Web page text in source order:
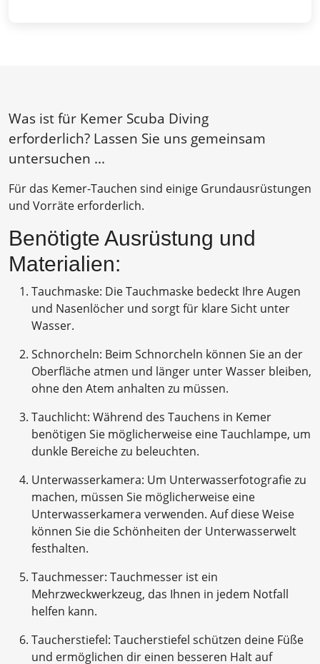
Was ist für Kemer Scuba Diving
erforderlich? Lassen Sie uns gemeinsam
untersuchen ...
Für das Kemer-Tauchen sind einige Grundausrüstungen
und Vorräte erforderlich.
Benötigte Ausrüstung und
Materialien:
Tauchmaske: Die Tauchmaske bedeckt Ihre Augen
und Nasenlöcher und sorgt für klare Sicht unter
Wasser.
Schnorcheln: Beim Schnorcheln können Sie an der
Oberfläche atmen und länger unter Wasser bleiben,
ohne den Atem anhalten zu müssen.
Tauchlicht: Während des Tauchens in Kemer
benötigen Sie möglicherweise eine Tauchlampe, um
dunkle Bereiche zu beleuchten.
Unterwasserkamera: Um Unterwasserfotografie zu
machen, müssen Sie möglicherweise eine
Unterwasserkamera verwenden. Auf diese Weise
können Sie die Schönheiten der Unterwasserwelt
festhalten.
Tauchmesser: Tauchmesser ist ein
Mehrzweckwerkzeug, das Ihnen in jedem Notfall
helfen kann.
Taucherstiefel: Taucherstiefel schützen deine Füße
und ermöglichen dir einen besseren Halt auf